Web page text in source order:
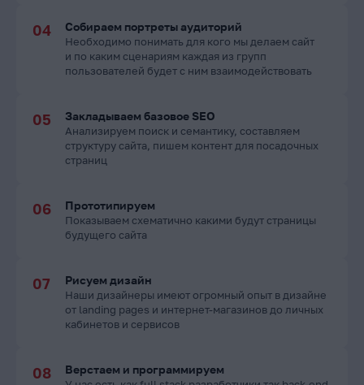
Собираем портреты аудиторий
Необходимо понимать для кого мы делаем сайт
и по каким сценариям каждая из групп
пользователей будет с ним взаимодействовать
Закладываем базовое SEO
Анализируем поиск и семантику, составляем
структуру сайта, пишем контент для посадочных
страниц
Прототипируем
Показываем схематично какими будут страницы
будущего сайта
Рисуем дизайн
Наши дизайнеры имеют огромный опыт в дизайне
от landing pages и интернет-магазинов до личных
кабинетов и сервисов
Верстаем и программируем